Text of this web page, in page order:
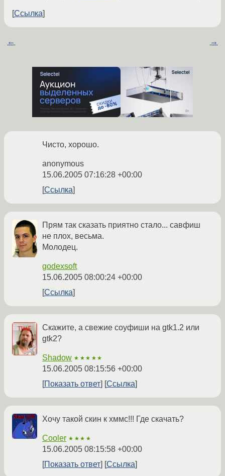
Ссылка
← →
Чисто, хорошо.
anonymous
15.06.2005 07:16:28 +00:00
Ссылка
Прям так сказать приятно стало... савфиш
не плох, весьма.
Молодец.
godexsoft
15.06.2005 08:00:24 +00:00
Ссылка
Скажите, а свежие соуфиши на gtk1.2 или
gtk2?
Shadow ★★★★★
15.06.2005 08:15:56 +00:00
Показать ответ
Ссылка
Хочу такой скин к хммс!!! Где скачать?
Cooler ★★★★
15.06.2005 08:15:58 +00:00
Показать ответ
Ссылка